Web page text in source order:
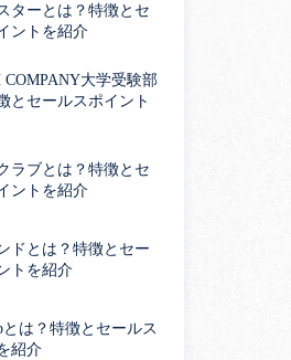
ターとは？特徴とセ
ントを紹介
COMPANY大学受験部
とセールスポイント
ラブとは？特徴とセ
ントを紹介
ドとは？特徴とセー
トを紹介
とは？特徴とセールス
紹介